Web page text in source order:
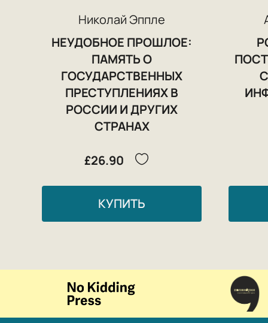
Николай Эппле
НЕУДОБНОЕ ПРОШЛОЕ:
ПАМЯТЬ О
ГОСУДАРСТВЕННЫХ
ПРЕСТУПЛЕНИЯХ В
РОССИИ И ДРУГИХ
СТРАНАХ
£26.90
КУПИТЬ